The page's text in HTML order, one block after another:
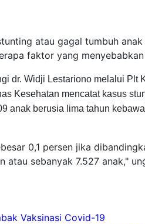
atau gagal tumbuh
faktor yang
dr. Widji Lestariono melalui Plt
Kesehatan mencatat kasus
anak berusia lima tahun
0,1 persen jika
atau sebanyak 7.527 anak,"
Vaksinasi Covid-19